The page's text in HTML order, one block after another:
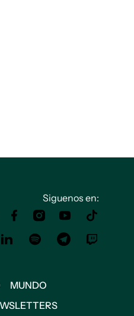
Siguenos en:
MUNDO